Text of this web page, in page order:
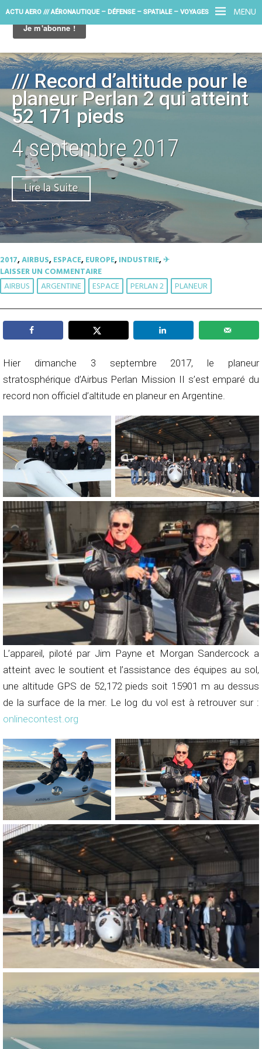
MENU
ACTU AERO /// AÉRONAUTIQUE – DÉFENSE – SPATIALE – VOYAGES
/// Record d’altitude pour le
planeur Perlan 2 qui atteint
52 171 pieds
4 septembre 2017
Lire la Suite
2017,AIRBUS,ESPACE,EUROPE,INDUSTRIE,✈︎
LAISSER UN COMMENTAIRE
AIRBUS ARGENTINE ESPACE PERLAN 2 PLANEUR
Hier dimanche 3 septembre 2017, le planeur
stratosphérique d’Airbus Perlan Mission II s’est emparé du
record non officiel d’altitude en planeur en Argentine.
L’appareil, piloté par Jim Payne et Morgan Sandercock a
atteint avec le soutient et l’assistance des équipes au sol,
une altitude GPS de 52,172 pieds soit 15901 m au dessus
de la surface de la mer. Le log du vol est à retrouver sur :
onlinecontest.org